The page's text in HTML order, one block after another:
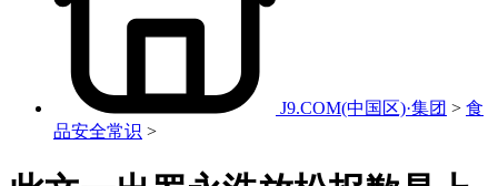
J9.COM(中国区)·集团 > 食
品安全常识 >